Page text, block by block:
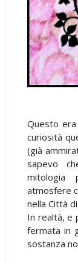
Questo
curiosità
(già
sapevo
mitologia
atmosfere
nella Città
In realtà, e
fermata in
sostanza